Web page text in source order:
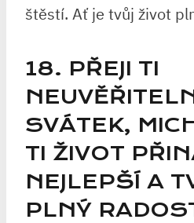
štěstí. Ať je tvůj život
18. PŘEJI TI
SVÁTEK,
TI ŽIVOT
NEJLEPŠÍ A
PLNÝ